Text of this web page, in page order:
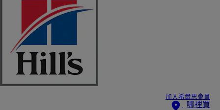
加入希爾思會員
哪裡買